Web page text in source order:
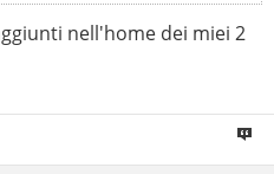
nell'home dei miei 2